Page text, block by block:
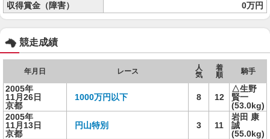
収得賞金（障害）
0万円
競走成績
年月日 レース
人
気
着
順
騎手
2005年
11月26日
京都
1000万円以下 8 12
△生野
賢一
(53.0kg)
2005年
11月13日
京都
円山特別 3 11
岩田 康
誠
(55.0kg)